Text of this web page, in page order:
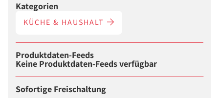
Kategorien
KÜCHE & HAUSHALT
Produktdaten-Feeds
Keine Produktdaten-Feeds verfügbar
Sofortige Freischaltung